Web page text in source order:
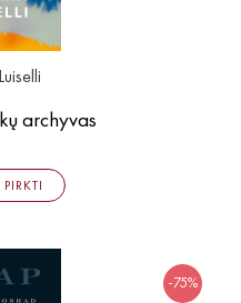
archyvas
PIRKTI
-75%